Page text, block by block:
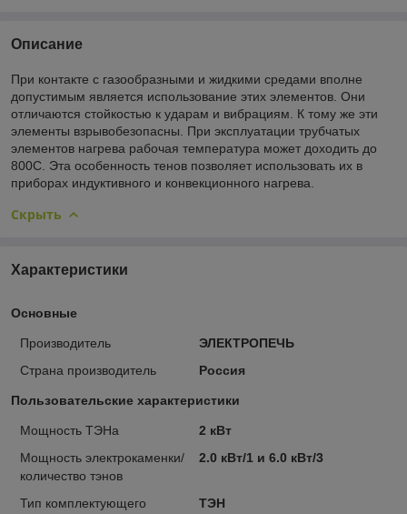
Описание
При контакте с газообразными и жидкими средами вполне
допустимым является использование этих элементов. Они
отличаются стойкостью к ударам и вибрациям. К тому же эти
элементы взрывобезопасны. При эксплуатации трубчатых
элементов нагрева рабочая температура может доходить до
800С. Эта особенность тенов позволяет использовать их в
приборах индуктивного и конвекционного нагрева.
Скрыть
Характеристики
Основные
Производитель
ЭЛЕКТРОПЕЧЬ
Страна производитель
Россия
Пользовательские характеристики
Мощность ТЭНа
2 кВт
Мощность электрокаменки/
количество тэнов
2.0 кВт/1 и 6.0 кВт/3
Тип комплектующего ТЭН